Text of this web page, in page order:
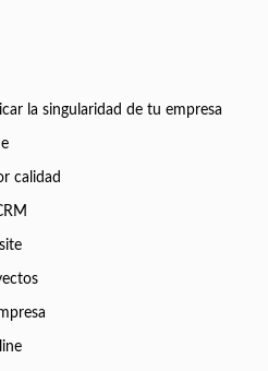
la singularidad de tu empresa
calidad